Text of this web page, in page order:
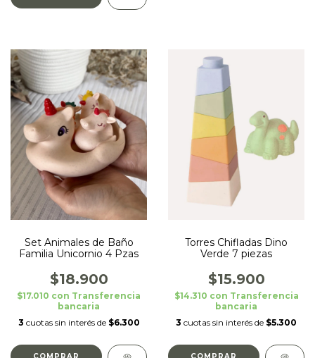
Set Animales de Baño
Familia Unicornio 4 Pzas
$18.900
$17.010 con Transferencia
bancaria
3 cuotas sin interés de $6.300
Torres Chifladas Dino
Verde 7 piezas
$15.900
$14.310 con Transferencia
bancaria
3 cuotas sin interés de $5.300